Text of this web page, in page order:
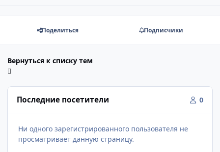
Поделиться Подписчики
Вернуться к списку тем
Последние посетители 0
Ни одного зарегистрированного пользователя не
просматривает данную страницу.